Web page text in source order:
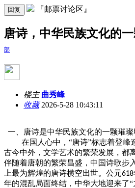
回复 『邮票讨论区』
唐诗，中华民族文化的
部
楼主 曲秀峰
收藏2026-5-28 10:43:11
一、唐诗是中华民族文化的一颗璀璨
在国人心中，“唐诗”标志着登峰
古今中外，文学艺术的繁荣发展，都
伴随着唐朝的繁荣昌盛，中国诗歌步
上最为辉煌的唐诗横空出世。公元618
年的混乱局面终结，中华大地迎来了